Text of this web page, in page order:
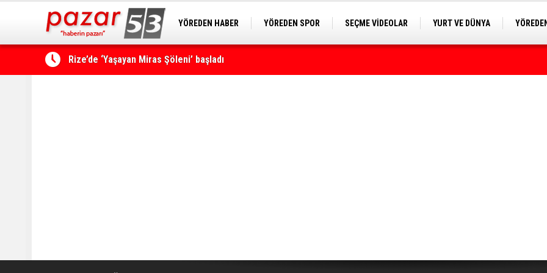
YÖREDEN HABER YÖREDEN SPOR SEÇME VİDEOLAR YURT VE DÜNYA
Çamlıhemşin'de kayıp vatandaş 600 metrelik uçurumda bulundu